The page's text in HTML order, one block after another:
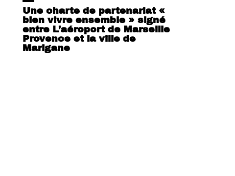
Une charte de partenariat «
bien vivre ensemble » signé
entre L’aéroport de Marseille
Provence et la ville de
Marigane